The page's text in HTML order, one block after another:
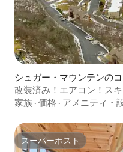
シュガー・マウンテンの
改装済み！エアコン！ス
グジー／眺望／サウナ
家族 · 価格 · アメニティ・
スーパーホスト
スーパーホスト